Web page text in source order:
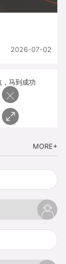
2026-07-02
马到成功
MORE+
×